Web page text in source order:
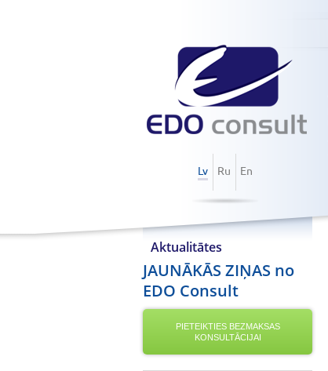
Lv Ru En
Aktualitātes
JAUNĀKĀS ZIŅAS no
EDO Consult
PIETEIKTIES BEZMAKSAS
KONSULTĀCIJAI